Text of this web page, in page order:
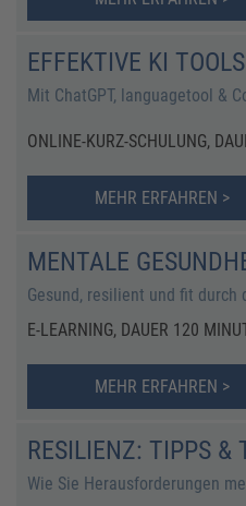
EFFEKTIVE KI
Mit ChatGPT, languagetool &
ONLINE-KURZ-SCHULUNG,
MEHR ERFAHREN >
MENTALE
Gesund, resilient und fit durch
E-LEARNING, DAUER 120
MEHR ERFAHREN >
RESILIENZ: TIPPS &
Wie Sie Herausforderungen